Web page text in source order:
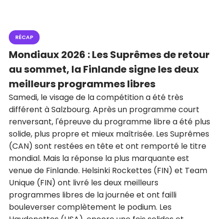
RÉCAP
Mondiaux 2026 : Les Suprêmes de retour
au sommet, la Finlande signe les deux
meilleurs programmes libres
Samedi, le visage de la compétition a été très
différent à Salzbourg. Après un programme court
renversant, l'épreuve du programme libre a été plus
solide, plus propre et mieux maîtrisée. Les Suprêmes
(CAN) sont restées en tête et ont remporté le titre
mondial. Mais la réponse la plus marquante est
venue de Finlande. Helsinki Rockettes (FIN) et Team
Unique (FIN) ont livré les deux meilleurs
programmes libres de la journée et ont failli
bouleverser complètement le podium. Les